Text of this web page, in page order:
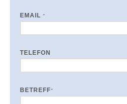
EMAIL *
TELEFON
BETREFF *